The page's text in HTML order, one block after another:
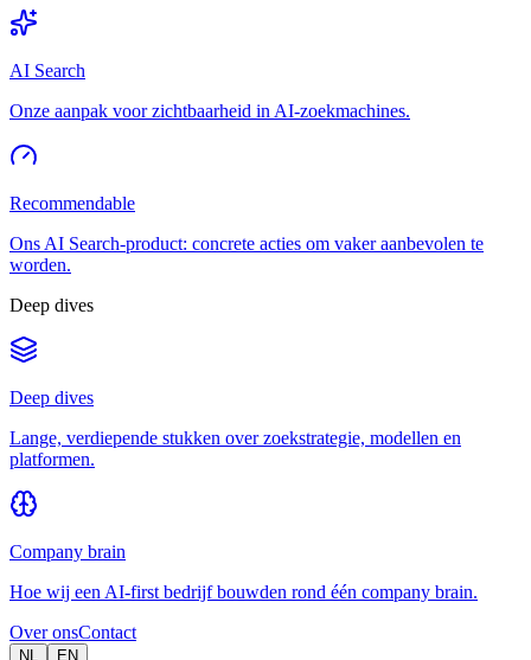
AI Search
Onze aanpak voor zichtbaarheid in AI-zoekmachines.
Recommendable
Ons AI Search-product: concrete acties om vaker aanbevolen te
worden.
Deep dives
Deep dives
Lange, verdiepende stukken over zoekstrategie, modellen en
platformen.
Company brain
Hoe wij een AI-first bedrijf bouwden rond één company brain.
Over onsContact
NL EN